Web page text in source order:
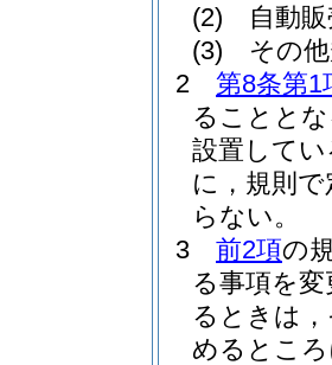
(2)
自動
(3)
その
2
第8条第1
ることと
設置して
に，規則
らない。
3
前2項の
る事項を
るときは
めるとこ